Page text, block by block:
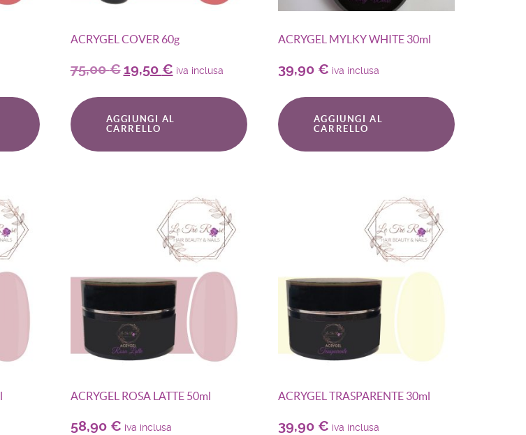
ACRYGEL COVER 60g
75,00€19,50 € iva inclusa
AGGIUNGI AL
CARRELLO
ACRYGEL MYLKY WHITE 30ml
39,90 € iva inclusa
AGGIUNGI AL
CARRELLO
ACRYGEL ROSA LATTE 50ml
58,90 € iva inclusa
ACRYGEL TRASPARENTE 30ml
39,90 € iva inclusa